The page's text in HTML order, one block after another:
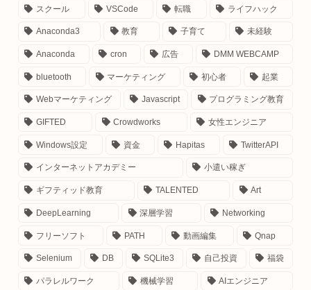
お仕事のご依頼はこちら
Instagram：＠malmal0v0
E-mail：contact＠manumaruscript.com
（あっとまーく半角）
スクール VSCode 転職 ライフハック
Anaconda3 教育 子育て 未経験
Anaconda cron 広告 DMM WEBCAMP
bluetooth マーケティング 初心者 起業
Webマーケティング Javascript プログラミング教育
GIFTED Crowdworks 女性エンジニア
Windows設定 資金 Hapitas TwitterAPI
インターネットアカデミー 小遣い稼ぎ
ギフティッド教育 TALENTED Art
DeepLearning 深層学習 Networking
フリーソフト PATH 動画編集 Qnap
Selenium DB SQLite3 自己投資 福袋
パラレルワーク 機械学習 AIエンジニア